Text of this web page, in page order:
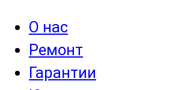
О нас
Ремонт
Гарантии